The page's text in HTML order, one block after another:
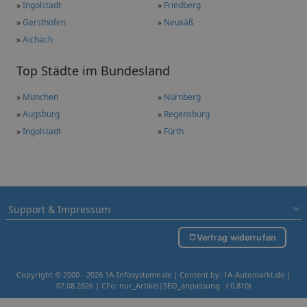
»Ingolstadt » Friedberg
»Gersthofen » Neusäß
»Aichach
Top Städte im Bundesland
» München » Nürnberg
»Augsburg » Regensburg
»Ingolstadt » Fürth
Support & Impressum
Vertrag widerrufen
Copyright © 2000 - 2026 1A-Infosysteme.de | Content by: 1A-Automarkt.de |
07.08.2026 | CFo: nur_Artikel|SEO_anpassung ( 0.810)